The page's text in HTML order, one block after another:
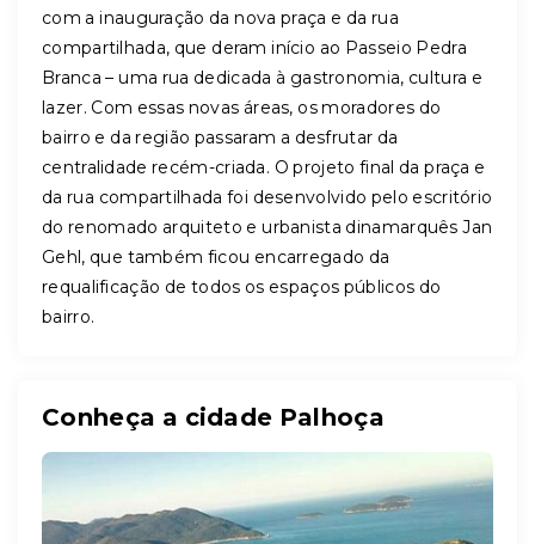
com a inauguração da nova praça e da rua
compartilhada, que deram início ao Passeio Pedra
Branca – uma rua dedicada à gastronomia, cultura e
lazer. Com essas novas áreas, os moradores do
bairro e da região passaram a desfrutar da
centralidade recém-criada. O projeto final da praça e
da rua compartilhada foi desenvolvido pelo escritório
do renomado arquiteto e urbanista dinamarquês Jan
Gehl, que também ficou encarregado da
requalificação de todos os espaços públicos do
bairro.
Conheça a cidade Palhoça